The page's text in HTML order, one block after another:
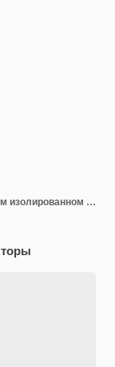
Светлокожие человеческое ухо на белом изолированном фоне